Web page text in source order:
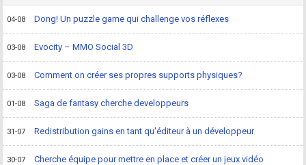
04-08 Dong! Un puzzle game qui challenge vos réflexes
03-08 Evocity – MMO Social 3D
03-08 Comment on créer ses propres supports physiques?
01-08 Saga de fantasy cherche developpeurs
31-07 Redistribution gains en tant qu'éditeur à un développeur
30-07 Cherche équipe pour mettre en place et créer un jeux vidéo